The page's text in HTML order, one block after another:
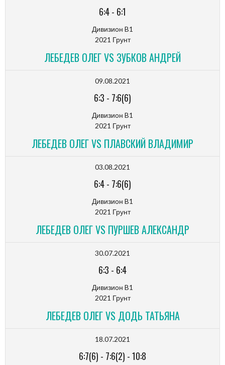
6:4- 6:1
Дивизион B1
2021 Грунт
ЛЕБЕДЕВ ОЛЕГ VS ЗУБКОВ АНДРЕЙ
09.08.2021
6:3 - 7:6(6)
Дивизион B1
2021 Грунт
ЛЕБЕДЕВ ОЛЕГ VS ПЛАВСКИЙ ВЛАДИМИР
03.08.2021
6:4- 7:6(6)
Дивизион B1
2021 Грунт
ЛЕБЕДЕВ ОЛЕГ VS ПУРШЕВ АЛЕКСАНДР
30.07.2021
6:3 - 6:4
Дивизион B1
2021 Грунт
ЛЕБЕДЕВ ОЛЕГ VS ДОДЬ ТАТЬЯНА
18.07.2021
6:7(6) - 7:6(2) -10:8